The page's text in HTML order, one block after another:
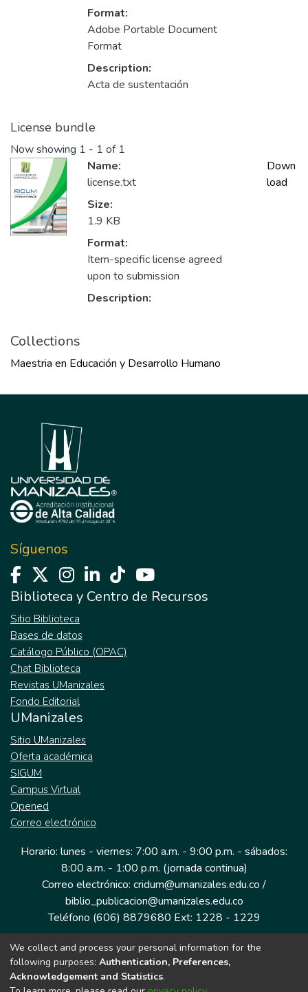
Format:
Adobe Portable Document
Format
Description:
Acta de sustentación
License bundle
Now showing 1 - 1 of 1
Name:
license.txt
Size:
1.9 KB
Format:
Item-specific license agreed
upon to submission
Description:
Down
load
Collections
Maestria en Educación y Desarrollo Humano
Síguenos
Biblioteca y Centro de Recursos
Sitio Biblioteca
Bases de datos
Catálogo Público (OPAC)
Chat Biblioteca
Revistas UManizales
Fondo Editorial
UManizales
Sitio UManizales
Oferta académica
SIGUM
Campus Virtual
Opened
Correo electrónico
Horario: lunes - viernes: 7:00 a.m. - 9:00 p.m. - sábados:
8:00 a.m. - 1:00 p.m. (jornada continua)
Correo electrónico: cridum@umanizales.edu.co /
biblio_publicacion@umanizales.edu.co
Teléfono (606) 8879680 Ext: 1228 - 1229
Dirección: Cra 9 a # 19-03 Edificio histórico, piso 1
Manizales, Caldas
Colombia.
We collect and process your personal information for the
following purposes: Authentication, Preferences,
Acknowledgement and Statistics.